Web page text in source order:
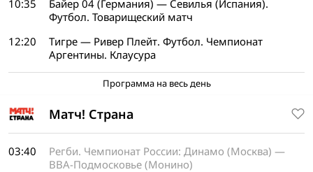
10:35
Байер 04 (Германия) — Севилья (Испания).
Футбол. Товарищеский матч
12:20
Тигре — Ривер Плейт. Футбол. Чемпионат
Аргентины. Клаусура
Программа на весь день
Матч! Страна
03:40
Регби. Чемпионат России: Динамо (Москва) —
ВВА-Подмосковье (Монино)